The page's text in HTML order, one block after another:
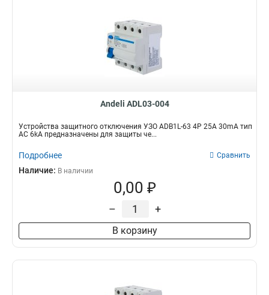
Andeli ADL03-004
Устройства защитного отключения УЗО ADB1L-63 4P 25A 30mA тип
AC 6kA предназначены для защиты че...
Подробнее Сравнить
Наличие: В наличии
0,00 ₽
– +
В корзину